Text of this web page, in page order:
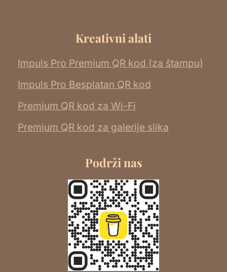
Kreativni alati
Impuls Pro Premium QR kod (za štampu)
Impuls Pro Besplatan QR kod
Premium QR kod za Wi-Fi
Premium QR kod za galerije slika
Podrži nas